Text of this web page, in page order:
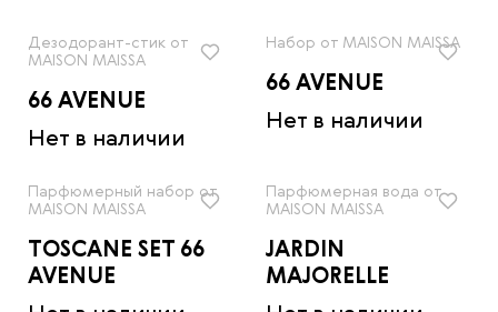
Дезодорант-стик от
MAISON MAISSA
66 AVENUE
Нет в наличии
Набор от MAISON MAISSA
66 AVENUE
Нет в наличии
Парфюмерный набор от
MAISON MAISSA
TOSCANE SET 66
AVENUE
Парфюмерная вода от
MAISON MAISSA
JARDIN
MAJORELLE